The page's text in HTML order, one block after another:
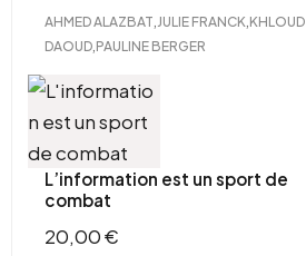
AHMED ALAZBAT JULIE FRANCK KHLOUD
DAOUD PAULINE BERGER
L’information est un sport de
combat
20,00€